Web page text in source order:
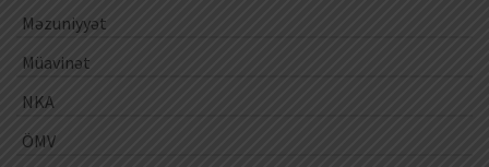
Məzuniyyət
Müavinət
NKA
ÖMV